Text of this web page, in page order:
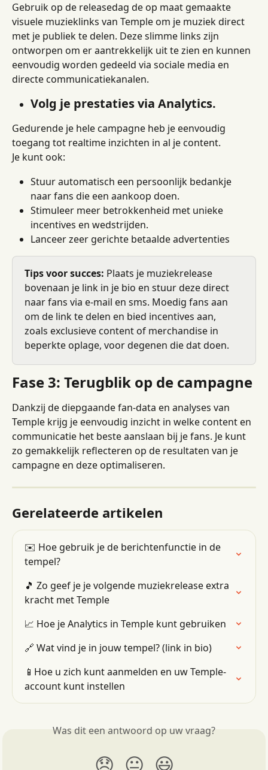
Gebruik op de releasedag de op maat gemaakte
visuele muzieklinks van Temple om je muziek direct
met je publiek te delen. Deze slimme links zijn
ontworpen om er aantrekkelijk uit te zien en kunnen
eenvoudig worden gedeeld via sociale media en
directe communicatiekanalen.
Volg je prestaties via Analytics.
Gedurende je hele campagne heb je eenvoudig
toegang tot realtime inzichten in al je content.
Je kunt ook:
Stuur automatisch een persoonlijk bedankje
naar fans die een aankoop doen.
Stimuleer meer betrokkenheid met unieke
incentives en wedstrijden.
Lanceer zeer gerichte betaalde advertenties
Tips voor succes: Plaats je muziekrelease
bovenaan je link in je bio en stuur deze direct
naar fans via e-mail en sms. Moedig fans aan
om de link te delen en bied incentives aan,
zoals exclusieve content of merchandise in
beperkte oplage, voor degenen die dat doen.
Fase 3: Terugblik op de campagne
Dankzij de diepgaande fan-data en analyses van
Temple krijg je eenvoudig inzicht in welke content en
communicatie het beste aanslaan bij je fans. Je kunt
zo gemakkelijk reflecteren op de resultaten van je
campagne en deze optimaliseren.
Gerelateerde artikelen
✉️ Hoe gebruik je de berichtenfunctie in de
tempel?
🎵 Zo geef je je volgende muziekrelease extra
kracht met Temple
📈 Hoe je Analytics in Temple kunt gebruiken
🔗 Wat vind je in jouw tempel? (link in bio)
📱Hoe u zich kunt aanmelden en uw Temple-
account kunt instellen
Was dit een antwoord op uw vraag?
😞 😐 😃